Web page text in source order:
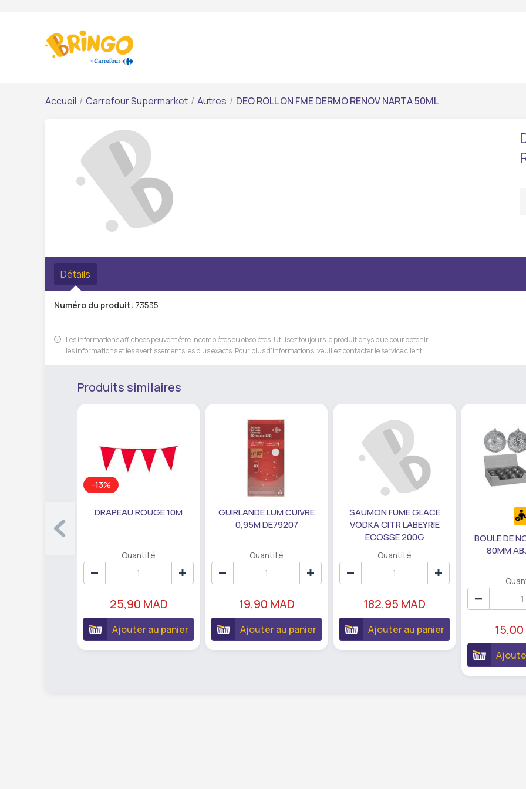
Accueil / Carrefour Supermarket / Autres / DEO ROLL ON FME DERMO RENOV NARTA 50ML
Détails
Numéro du produit: 73535
Les informations affichées peuvent être incomplètes ou obsolètes. Utilisez toujours le produit physique pour obtenir
les informations et les avertissements les plus exacts. Pour plus d'informations, veuillez contacter le service client.
Produits similaires
-13%
DRAPEAU ROUGE 10M
Quantité
25,90 MAD
Ajouter au panier
GUIRLANDE LUM CUIVRE
0,95M DE79207
Quantité
19,90 MAD
Ajouter au panier
SAUMON FUME GLACE
VODKA CITR LABEYRIE
ECOSSE 200G
Quantité
182,95 MAD
Ajouter au panier
BOULE DE
80MM